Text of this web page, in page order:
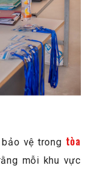
vệ trong tòa
mỗi khu vực